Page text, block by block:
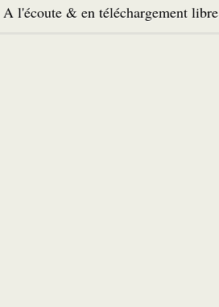
l'écoute & en téléchargement